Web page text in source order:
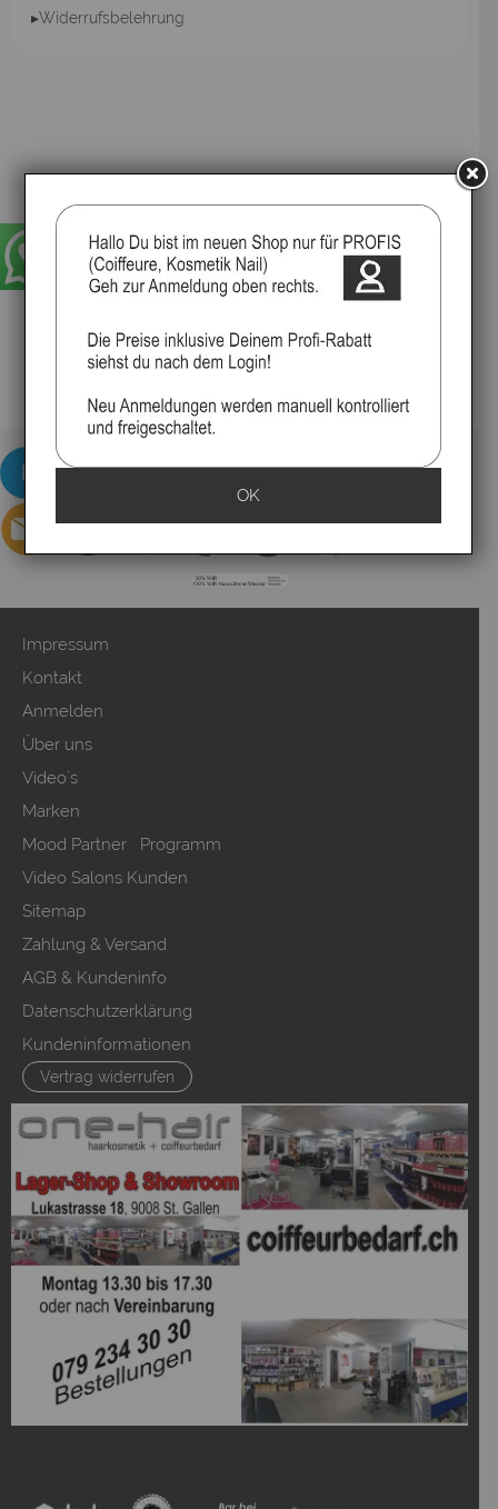
▸Widerrufsbelehrung
Impressum
Kontakt
Anmelden
Über uns
Video`s
Marken
Mood Partner Programm
Video Salons Kunden
Sitemap
Zahlung & Versand
AGB & Kundeninfo
Datenschutzerklärung
Kundeninformationen
Vertrag widerrufen
OK